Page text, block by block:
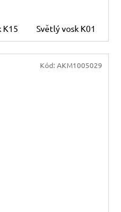
K15 Světlý vosk K01
Kód: AKM1005029